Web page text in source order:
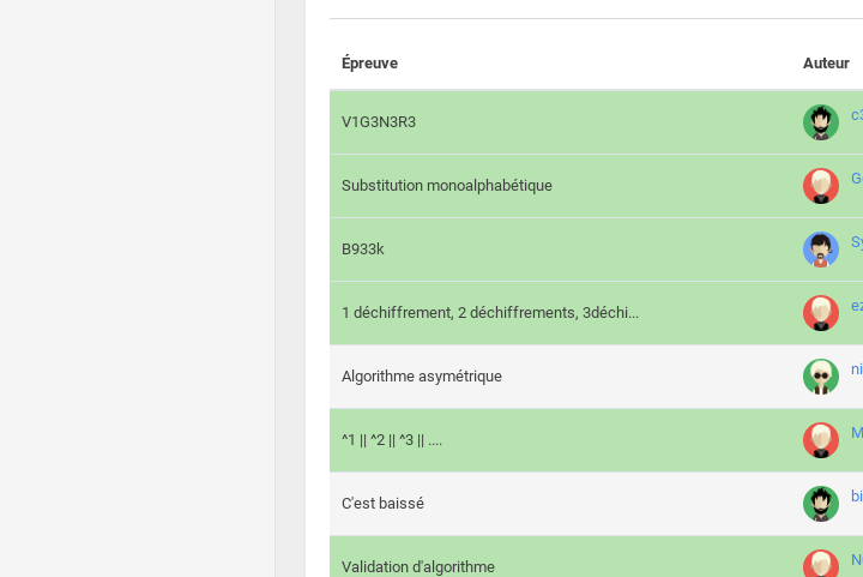
Épreuve Auteur
V1G3N3R3
Substitution monoalphabétique
B933k
1 déchiffrement, 2 déchiffrements, 3déchi...
Algorithme asymétrique
^1 || ^2 || ^3 || ....
C'est baissé
Validation d'algorithme